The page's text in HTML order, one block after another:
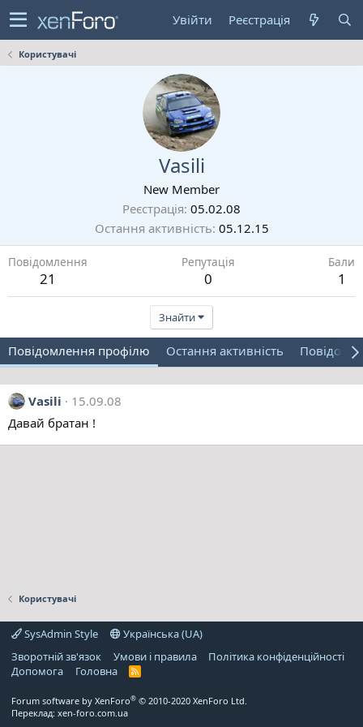
Увійти Реєстрація
Користувачі
Vasili
New Member
Реєстрація 05.02.08
Остання активність 05.12.15
Повідомлення
21
Репутація
0
Бали
1
Знайти
Повідомлення профілю Остання активність
Vasili
15.09.08
Давай братан !
Користувачі
SysAdmin Style
Українська (UA)
Зворотній зв'язок
Умови і правила
Політика конфіденційності
Дoпoмoга
Головна
R
Forum software by XenForo® © 2010-2020 XenForo Ltd.
Переклад: xen-foro.com.ua